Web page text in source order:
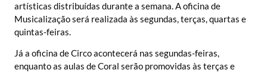
artísticas distribuídas durante a semana. A oficina de
Musicalização será realizada às segundas, terças, quartas e
quintas-feiras.
Já a oficina de Circo acontecerá nas segundas-feiras,
enquanto as aulas de Coral serão promovidas às terças e